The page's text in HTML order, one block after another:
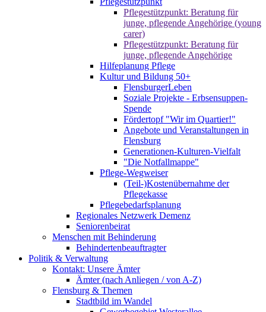
Pflegestützpunkt: Beratung für
junge, pflegende Angehörige (young
carer)
Pflegestützpunkt: Beratung für
junge, pflegende Angehörige
Hilfeplanung Pflege
Kultur und Bildung 50+
FlensburgerLeben
Soziale Projekte - Erbsensuppen-
Spende
Fördertopf "Wir im Quartier!"
Angebote und Veranstaltungen in
Flensburg
Generationen-Kulturen-Vielfalt
"Die Notfallmappe"
Pflege-Wegweiser
(Teil-)Kostenübernahme der
Pflegekasse
Pflegebedarfsplanung
Regionales Netzwerk Demenz
Seniorenbeirat
Menschen mit Behinderung
Behindertenbeauftragter
Politik & Verwaltung
Kontakt: Unsere Ämter
Ämter (nach Anliegen / von A-Z)
Flensburg & Themen
Stadtbild im Wandel